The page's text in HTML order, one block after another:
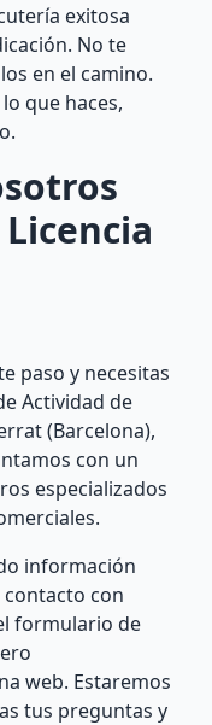
exitosa
No te
en el camino.
que haces,
paso y necesitas
Actividad de
(Barcelona),
con un
especializados
información
con
formulario de
web. Estaremos
tus preguntas y